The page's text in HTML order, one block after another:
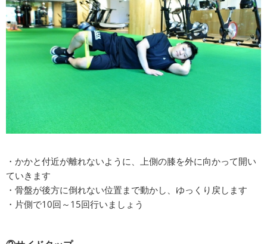
・かかと付近が離れないように、上側の膝を外に向かって開い
ていきます
・骨盤が後方に倒れない位置まで動かし、ゆっくり戻します
・片側で10回～15回行いましょう